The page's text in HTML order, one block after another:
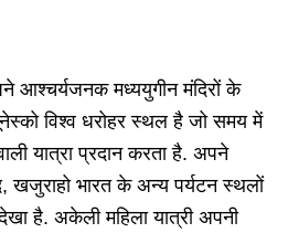
मध्ययुगीन मंदिरों के
विश्व धरोहर स्थल है जो समय में
यात्रा प्रदान करता है. अपने
खजुराहो भारत के अन्य पर्यटन स्थलों
है. अकेली महिला यात्री अपनी